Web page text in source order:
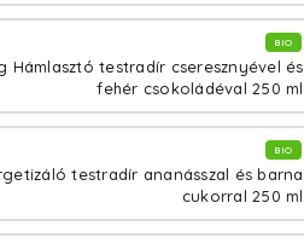
BIO
Hámlasztó testradír cseresznyével és
fehér csokoládéval 250 ml
BIO
testradír ananásszal és barna
cukorral 250 ml